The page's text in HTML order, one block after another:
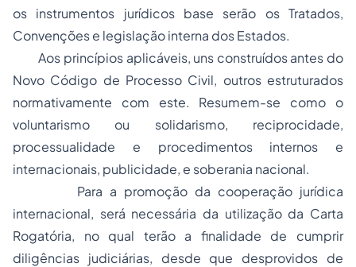
os instrumentos jurídicos base serão os Tratados,
Convenções e legislação interna dos Estados.
Aos princípios aplicáveis, uns construídos antes do
Novo Código de Processo Civil, outros estruturados
normativamente com este. Resumem-se como o
voluntarismo ou solidarismo, reciprocidade,
processualidade e procedimentos internos e
internacionais, publicidade, e soberania nacional.
Para a promoção da cooperação jurídica
internacional, será necessária da utilização da Carta
Rogatória, no qual terão a finalidade de cumprir
diligências judiciárias, desde que desprovidos de